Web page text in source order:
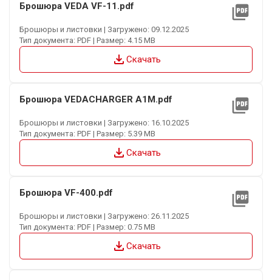
Брошюра VEDA VF-11.pdf picture_as_pdf
Брошюры и листовки | Загружено: 09.12.2025
Тип документа: PDF | Размер: 4.15 MB
file_download Скачать
Брошюра VEDACHARGER A1M.pdf picture_as_pdf
Брошюры и листовки | Загружено: 16.10.2025
Тип документа: PDF | Размер: 5.39 MB
file_download Скачать
Брошюра VF-400.pdf picture_as_pdf
Брошюры и листовки | Загружено: 26.11.2025
Тип документа: PDF | Размер: 0.75 MB
file_download Скачать